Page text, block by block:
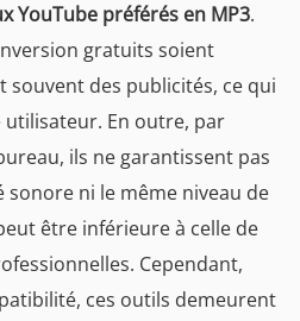
YouTube préférés en MP3.
gratuits soient
des publicités, ce qui
En outre, par
ils ne garantissent pas
ni le même niveau de
être inférieure à celle de
Cependant,
ces outils demeurent